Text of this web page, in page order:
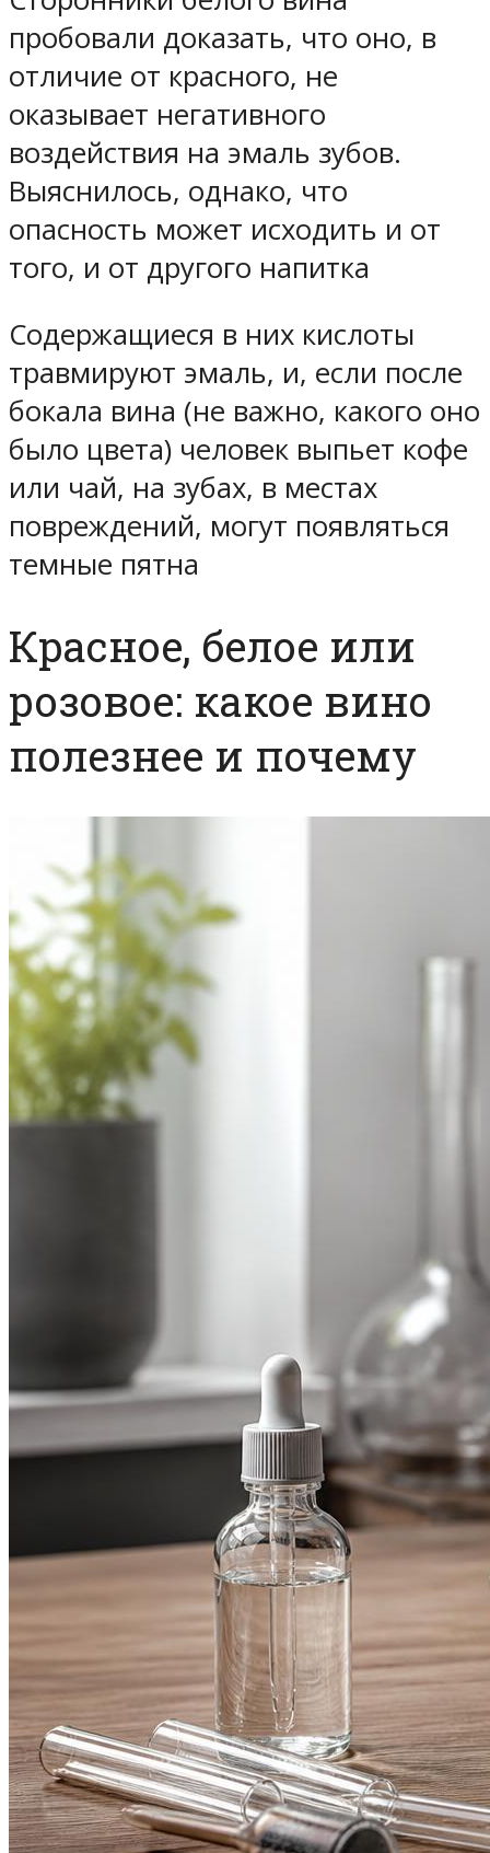
пробовали доказать, что оно, в
отличие от красного, не
оказывает негативного
воздействия на эмаль зубов.
Выяснилось, однако, что
опасность может исходить и от
того, и от другого напитка
Содержащиеся в них кислоты
травмируют эмаль, и, если после
бокала вина (не важно, какого оно
было цвета) человек выпьет кофе
или чай, на зубах, в местах
повреждений, могут появляться
темные пятна
Красное, белое или
розовое: какое вино
полезнее и почему